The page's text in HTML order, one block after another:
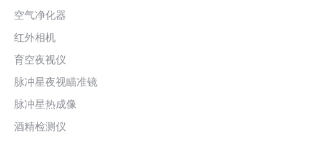
空气净化器
红外相机
育空夜视仪
脉冲星夜视瞄准镜
脉冲星热成像
酒精检测仪